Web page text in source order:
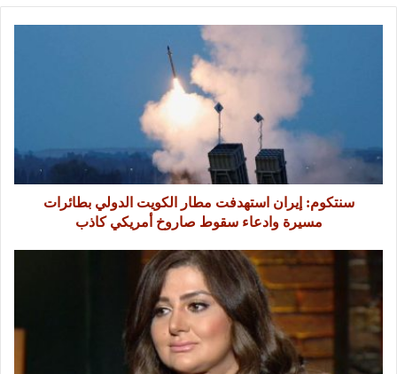
سنتكوم: إيران استهدفت مطار الكويت الدولي بطائرات
مسيرة وادعاء سقوط صاروخ أمريكي كاذب